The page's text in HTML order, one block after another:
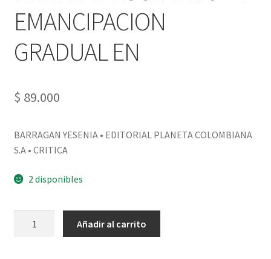
EMANCIPACION
GRADUAL EN
$ 89.000
BARRAGAN YESENIA • EDITORIAL PLANETA COLOMBIANA
S.A • CRITICA
2 disponibles
Añadir al carrito